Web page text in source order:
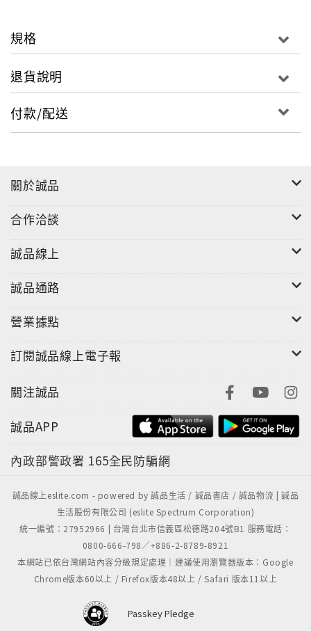
規格
退貨說明
付款/配送
關於誠品
合作洽談
誠品線上
誠品通路
營業據點
訂閱誠品線上電子報
關注誠品
誠品APP
內政部警政署 165全民防騙網
誠品線上eslite.com - powered by 誠品生活 / 誠品書店 / 誠品物流 | 誠品
生活股份有限公司 (eslite Spectrum Corporation)
統一編號：27952966 | 台灣台北市信義區松德路204號B1 服務電話：
0800-666-798／+886-2-8789-8921
本網站已依台灣網站內容分級規定處理｜建議使用瀏覽器版本：Google
Chrome版本60以上 / Firefox版本48以上 / Safari 版本11以上
Passkey Pledge